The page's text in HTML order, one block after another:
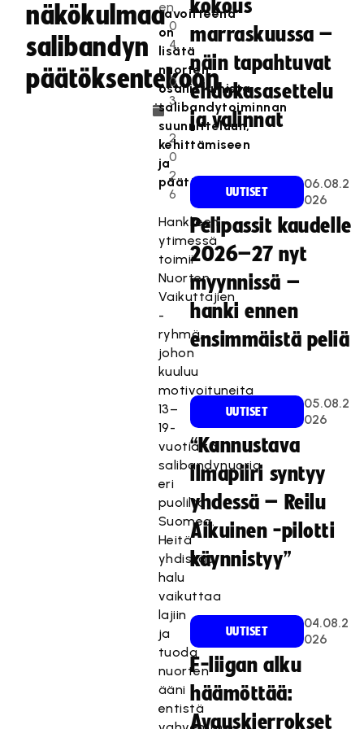
näkökulmaa
salibandyn
päätöksentekoon
en
0
4
.
0
3
.
2
0
2
6
tavoitteena
on
lisätä
nuorten
osallistumista
salibandytoiminnan
suunnitteluun,
kehittämiseen
ja
päätöksentekoon.
Hankkeen
ytimessä
toimii
Nuorten
Vaikuttajien
-
ryhmä,
johon
kuuluu
motivoituneita
13–
19-
vuotiaita
salibandynuoria
eri
puolilta
Suomea.
Heitä
yhdistää
halu
vaikuttaa
lajiin
ja
tuoda
nuorten
ääni
entistä
kokous
marraskuussa –
näin tapahtuvat
ehdokasasettelu
ja valinnat
UUTISET
06.08.2
026
Pelipassit kaudelle
2026–27 nyt
myynnissä –
hanki ennen
ensimmäistä peliä
UUTISET
05.08.2
026
“Kannustava
ilmapiiri syntyy
yhdessä – Reilu
Aikuinen -pilotti
käynnistyy”
UUTISET
04.08.2
026
F-liigan alku
häämöttää:
Avauskierrokset